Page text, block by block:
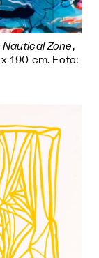
Nautical Zone,
190 cm. Foto: